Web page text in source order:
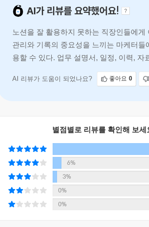
을 위한 듀얼 브레인, DSLR 프레임워크
아무리 해도 실력은 제자리걸음 같은 당
히 필요한 당신. 모든 직장인에게 자신 있게
간 동기화되고, 동료들과 동시 작업까지 가
과 연결이 너무 쉽습니다. 업무와 일정, 자료
니다. 수많은 정보를 한 시스템에서 관리
프레임워크를 집중 소개합니다. 이 책의
업무 설명서), Schedule(일정), Log(
설명서 관리: 업무를 하면서 필요한 설명서
관리: 업무에 필요한 일정들을 통합 관리
관리: 업무에서 발생하는 이벤트와 이력을
AI가 리뷰를 요약했어요!
노션을 잘 활용하지 못하는 직장인들에
관리와 기록의 중요성을 느끼는 마케터
용할 수 있다. 업무 설명서, 일정, 이력,
업무 효율이 크게 향상된다.
별점별로 리뷰를 확인해 보세
6%
3%
0%